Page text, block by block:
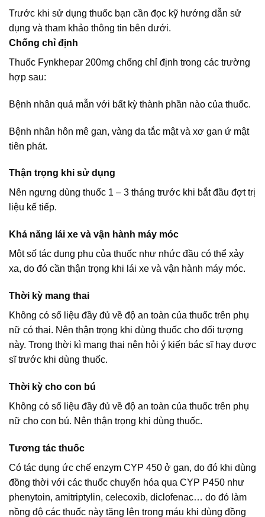
Trước khi sử dụng thuốc bạn cần đọc kỹ hướng dẫn sử
dụng và tham khảo thông tin bên dưới.
Chống chỉ định
Thuốc Fynkhepar 200mg chống chỉ định trong các trường
hợp sau:
Bệnh nhân quá mẫn với bất kỳ thành phần nào của thuốc.
Bệnh nhân hôn mê gan, vàng da tắc mật và xơ gan ứ mật
tiên phát.
Thận trọng khi sử dụng
Nên ngưng dùng thuốc 1 – 3 tháng trước khi bắt đầu đợt trị
liệu kế tiếp.
Khả năng lái xe và vận hành máy móc
Một số tác dụng phụ của thuốc như nhức đầu có thể xảy
xa, do đó cần thận trọng khi lái xe và vận hành máy móc.
Thời kỳ mang thai
Không có số liệu đầy đủ về độ an toàn của thuốc trên phụ
nữ có thai. Nên thận trọng khi dùng thuốc cho đối tượng
này. Trong thời kì mang thai nên hỏi ý kiến bác sĩ hay dược
sĩ trước khi dùng thuốc.
Thời kỳ cho con bú
Không có số liệu đầy đủ về độ an toàn của thuốc trên phụ
nữ cho con bú. Nên thận trọng khi dùng thuốc.
Tương tác thuốc
Có tác dụng ức chế enzym CYP 450 ở gan, do đó khi dùng
đồng thời với các thuốc chuyển hóa qua CYP P450 như
phenytoin, amitriptylin, celecoxib, diclofenac… do đó làm
nồng độ các thuốc này tăng lên trong máu khi dùng đồng